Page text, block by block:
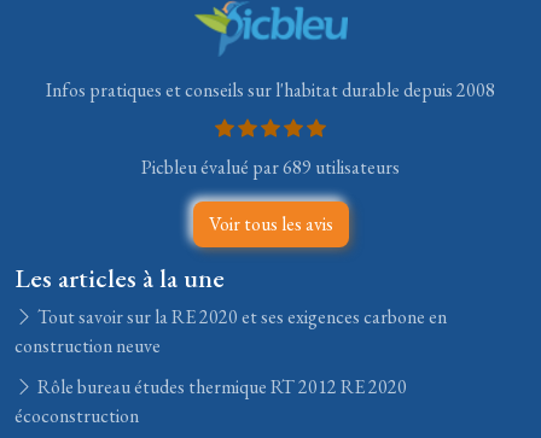
Infos pratiques et conseils sur l'habitat durable depuis 2008
Picbleu évalué par 689 utilisateurs
Voir tous les avis
Les articles à la une
Tout savoir sur la RE 2020 et ses exigences carbone en
construction neuve
Rôle bureau études thermique RT 2012 RE 2020
écoconstruction